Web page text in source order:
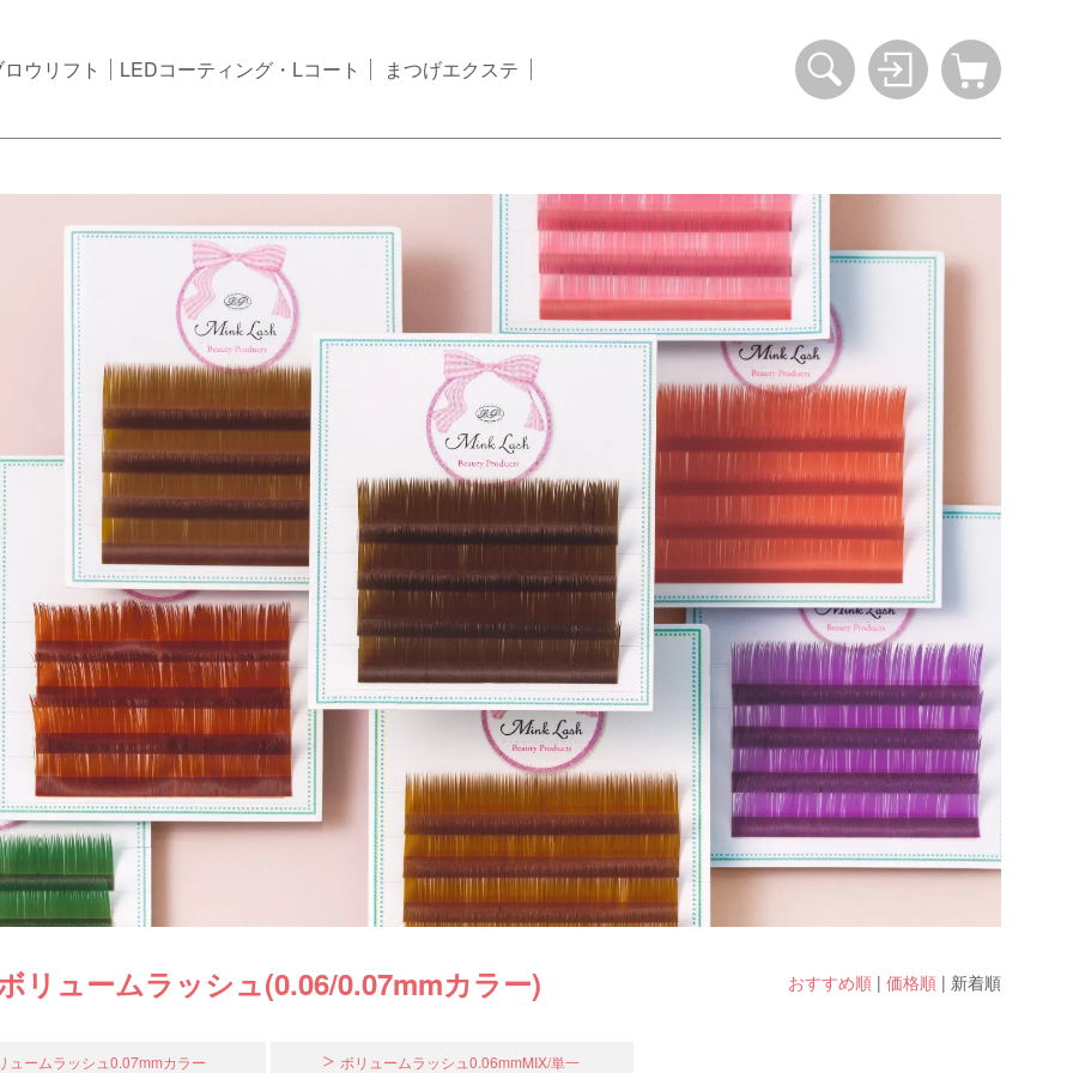
ウリフト LEDコーティング・Lコート まつげエクステ
リュームラッシュ(0.06/0.07mmカラー) おすすめ順| 価格順| 新着順
ュームラッシュ0.07mmカラー ボリュームラッシュ0.06mmMIX/単一